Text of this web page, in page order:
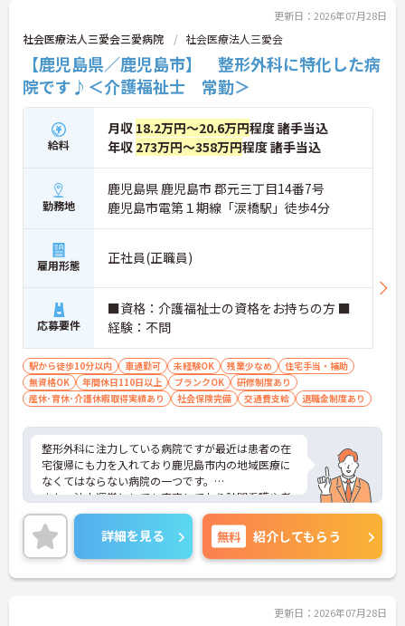
更新日：2026年07月28日
社会医療法人三愛会三愛病院 社会医療法人三愛会
【鹿児島県／鹿児島市】 整形外科に特化した病
院です♪＜介護福祉士 常勤＞
給料
月収 18.2万円～20.6万円程度 諸手当込
年収 273万円～358万円程度 諸手当込
勤務地
鹿児島県 鹿児島市 郡元三丁目14番7号
鹿児島市電第１期線「涙橋駅」徒歩4分
雇用形態 正社員(正職員)
応募要件
■資格：介護福祉士の資格をお持ちの方 ■
経験：不問
駅から徒歩10分以内 車通勤可 未経験OK 残業少なめ
住宅手当・補助
無資格OK
年間休日110日以上 ブランクOK
研修制度あり
産休･育休･介護休暇取得実績あり
社会保険完備 交通費支給 退職金制度あり
整形外科に注力している病院ですが最近は患者の在
宅復帰にも力を入れており鹿児島市内の地域医療に
なくてはならない病院の一つです。
また、法人運営としても安定しており訪問看護や老
健施設など幅広く包括的に患者をケアできることも
同院の強みでございます。気になることなどござい
ましたらお気軽にお問い合わせ下さいませ。
詳細を見る 無料 紹介してもらう
更新日：2026年07月28日